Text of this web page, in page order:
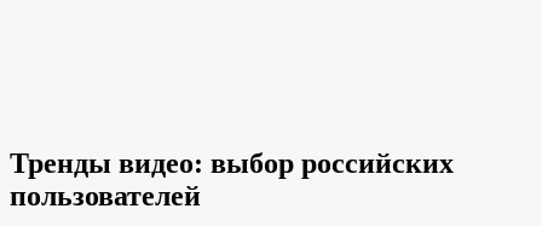
Тренды видео: выбор российских
пользователей